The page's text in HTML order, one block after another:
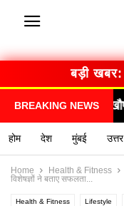
बड़ी
BREAKING NEWS
साजिश!"
होम देश मुंबई
Home Health & Fitness
विशेषज्ञों ने बताए सफलता...
Health & Fitness Lifestyle